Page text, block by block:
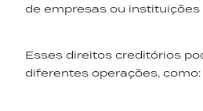
de empresas ou instituições
Esses direitos creditórios
diferentes operações, como: